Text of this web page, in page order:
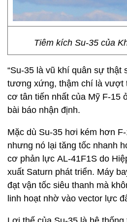
Tiêm kích Su-35 của
“Su-35 là vũ khí quân sự thật
tương xứng, thậm chí là vượt
cơ tân tiến nhất của Mỹ F-15
bài báo nhận định.
Mặc dù Su-35 hơi kém hơn
nhưng nó lại tăng tốc nhanh
cơ phản lực AL-41F1S do
xuất Saturn phát triển. Máy
đạt vận tốc siêu thanh mà
linh hoạt nhờ vào vector lực